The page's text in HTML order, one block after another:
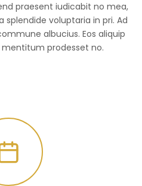
praesent iudicabit no mea,
splendide voluptaria in pri. Ad
albucius. Eos aliquip
prodesset no.